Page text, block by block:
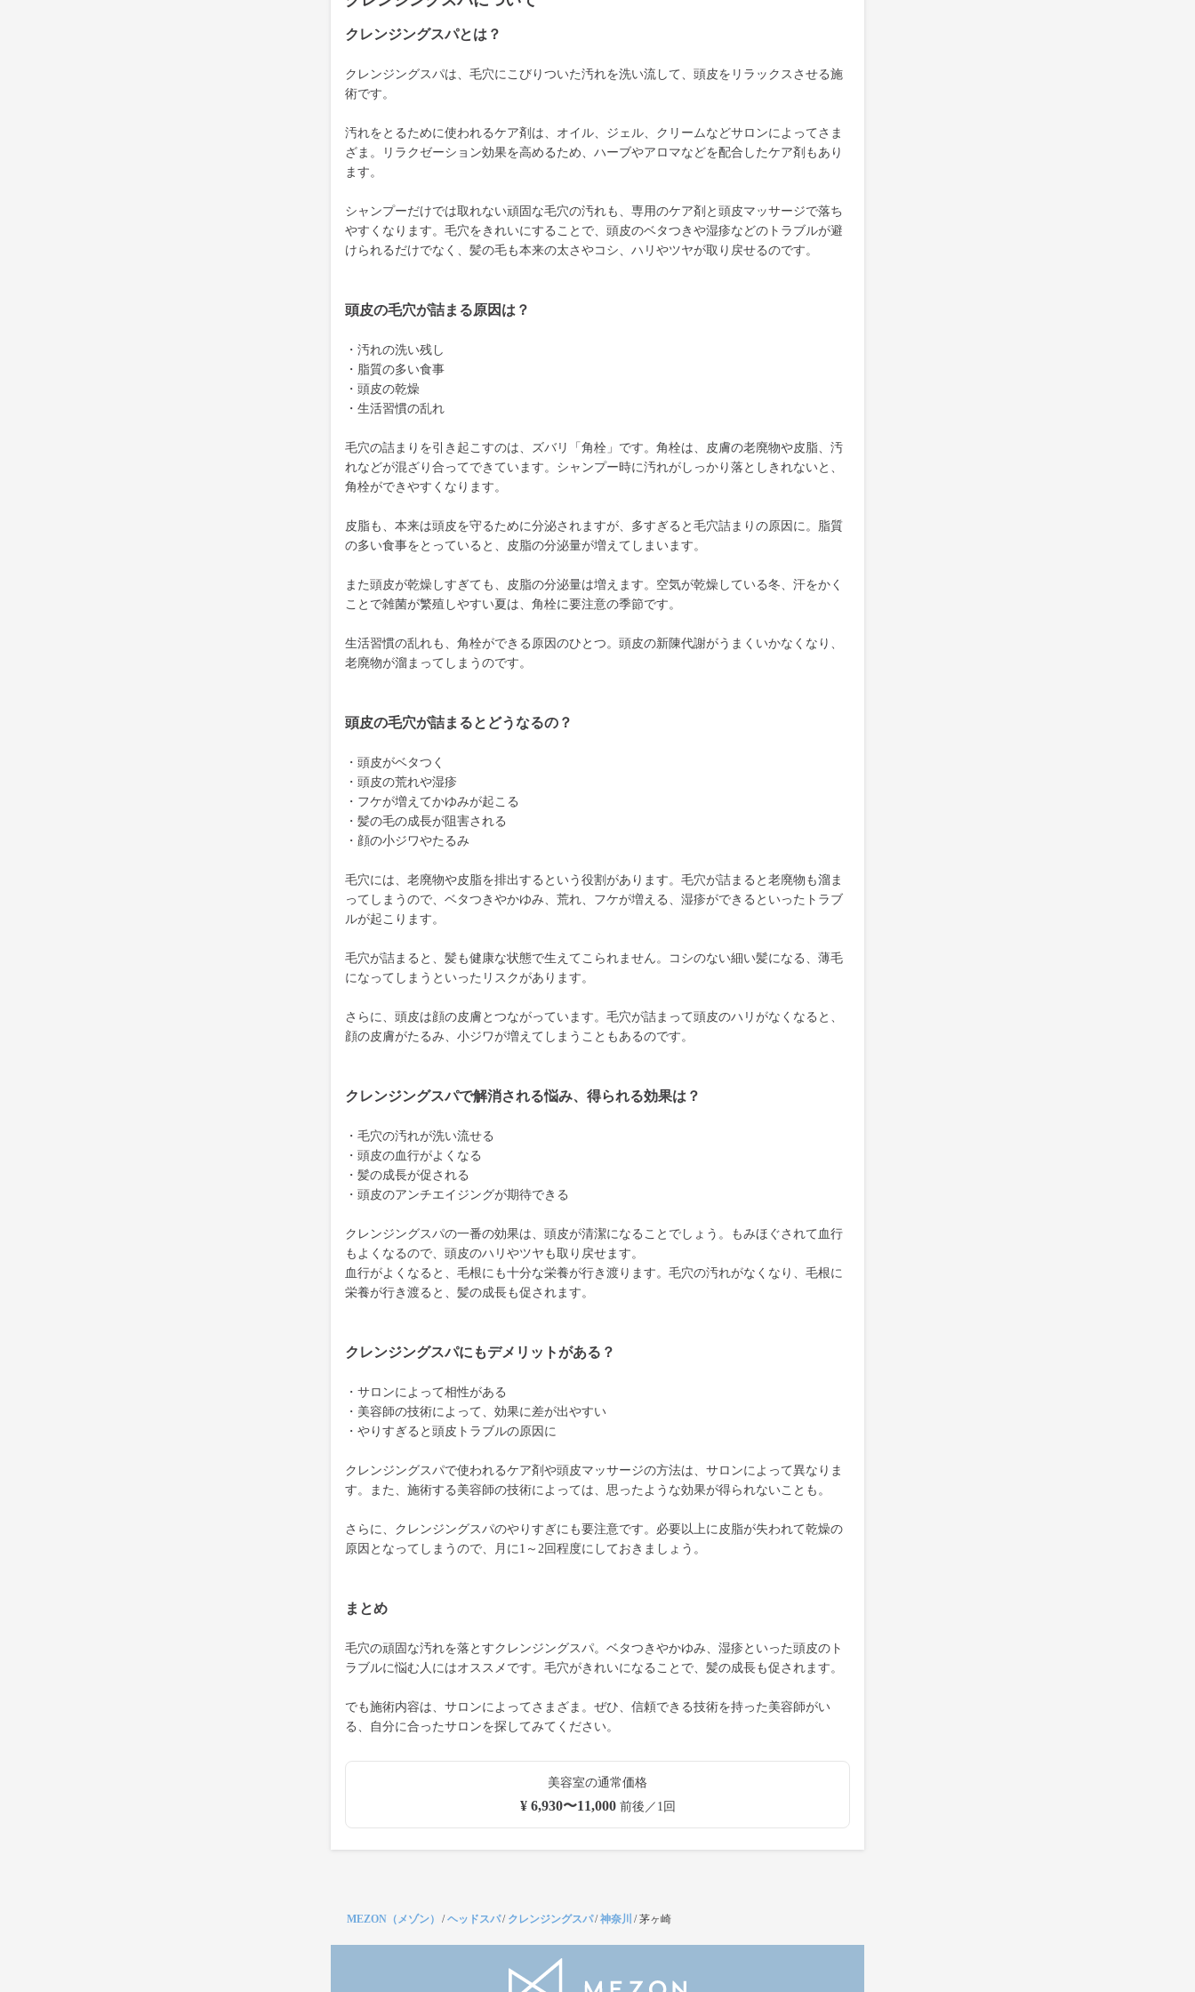
クレンジングスパとは？
クレンジングスパは、毛穴にこびりついた汚れを洗い流して、頭皮をリラックスさせる施
術です。
汚れをとるために使われるケア剤は、オイル、ジェル、クリームなどサロンによってさま
ざま。リラクゼーション効果を高めるため、ハーブやアロマなどを配合したケア剤もあり
ます。
シャンプーだけでは取れない頑固な毛穴の汚れも、専用のケア剤と頭皮マッサージで落ち
やすくなります。毛穴をきれいにすることで、頭皮のベタつきや湿疹などのトラブルが避
けられるだけでなく、髪の毛も本来の太さやコシ、ハリやツヤが取り戻せるのです。
頭皮の毛穴が詰まる原因は？
・汚れの洗い残し
・脂質の多い食事
・頭皮の乾燥
・生活習慣の乱れ
毛穴の詰まりを引き起こすのは、ズバリ「角栓」です。角栓は、皮膚の老廃物や皮脂、汚
れなどが混ざり合ってできています。シャンプー時に汚れがしっかり落としきれないと、
角栓ができやすくなります。
皮脂も、本来は頭皮を守るために分泌されますが、多すぎると毛穴詰まりの原因に。脂質
の多い食事をとっていると、皮脂の分泌量が増えてしまいます。
また頭皮が乾燥しすぎても、皮脂の分泌量は増えます。空気が乾燥している冬、汗をかく
ことで雑菌が繁殖しやすい夏は、角栓に要注意の季節です。
生活習慣の乱れも、角栓ができる原因のひとつ。頭皮の新陳代謝がうまくいかなくなり、
老廃物が溜まってしまうのです。
頭皮の毛穴が詰まるとどうなるの？
・頭皮がベタつく
・頭皮の荒れや湿疹
・フケが増えてかゆみが起こる
・髪の毛の成長が阻害される
・顔の小ジワやたるみ
毛穴には、老廃物や皮脂を排出するという役割があります。毛穴が詰まると老廃物も溜ま
ってしまうので、ベタつきやかゆみ、荒れ、フケが増える、湿疹ができるといったトラブ
ルが起こります。
毛穴が詰まると、髪も健康な状態で生えてこられません。コシのない細い髪になる、薄毛
になってしまうといったリスクがあります。
さらに、頭皮は顔の皮膚とつながっています。毛穴が詰まって頭皮のハリがなくなると、
顔の皮膚がたるみ、小ジワが増えてしまうこともあるのです。
クレンジングスパで解消される悩み、得られる効果は？
・毛穴の汚れが洗い流せる
・頭皮の血行がよくなる
・髪の成長が促される
・頭皮のアンチエイジングが期待できる
クレンジングスパの一番の効果は、頭皮が清潔になることでしょう。もみほぐされて血行
もよくなるので、頭皮のハリやツヤも取り戻せます。
血行がよくなると、毛根にも十分な栄養が行き渡ります。毛穴の汚れがなくなり、毛根に
栄養が行き渡ると、髪の成長も促されます。
クレンジングスパにもデメリットがある？
・サロンによって相性がある
・美容師の技術によって、効果に差が出やすい
・やりすぎると頭皮トラブルの原因に
クレンジングスパで使われるケア剤や頭皮マッサージの方法は、サロンによって異なりま
す。また、施術する美容師の技術によっては、思ったような効果が得られないことも。
さらに、クレンジングスパのやりすぎにも要注意です。必要以上に皮脂が失われて乾燥の
原因となってしまうので、月に1～2回程度にしておきましょう。
まとめ
毛穴の頑固な汚れを落とすクレンジングスパ。ベタつきやかゆみ、湿疹といった頭皮のト
ラブルに悩む人にはオススメです。毛穴がきれいになることで、髪の成長も促されます。
でも施術内容は、サロンによってさまざま。ぜひ、信頼できる技術を持った美容師がい
る、自分に合ったサロンを探してみてください。
美容室の通常価格
¥ 6,930〜11,000前後／1回
MEZON（メゾン） /ヘッドスパ/ クレンジングスパ/神奈川 /茅ヶ崎